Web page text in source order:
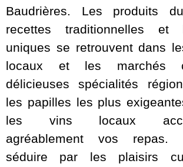
Baudrières. Les produits
recettes traditionnelles et
uniques se retrouvent dans
locaux et les marchés
délicieuses spécialités
les papilles les plus
les vins locaux
agréablement vos repas.
séduire par les plaisirs